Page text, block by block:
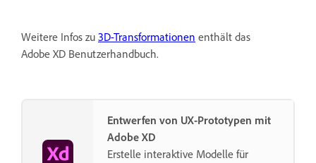
Weitere Infos zu 3D-Transformationen enthält das
Adobe XD Benutzerhandbuch.
Entwerfen von UX-Prototypen mit
Adobe XD
Erstelle interaktive Modelle für